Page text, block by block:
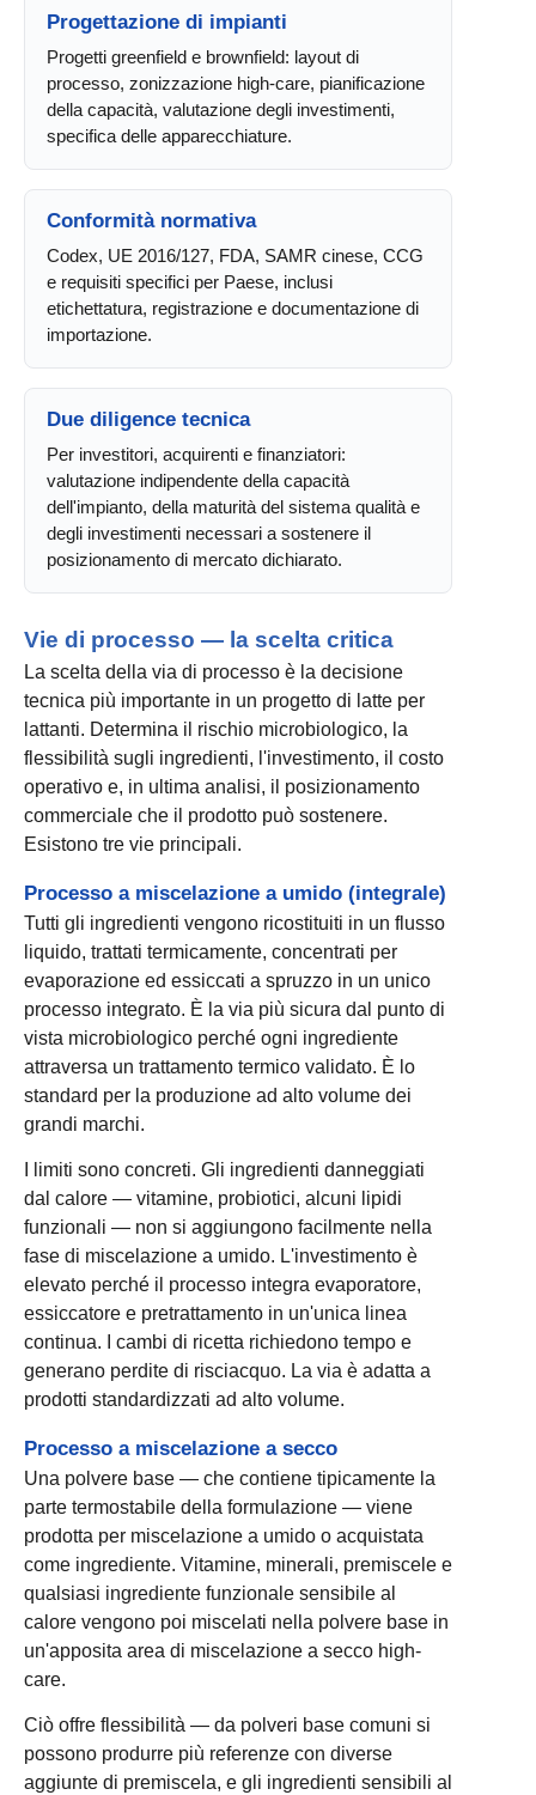
Progettazione di impianti
Progetti greenfield e brownfield: layout di
processo, zonizzazione high-care, pianificazione
della capacità, valutazione degli investimenti,
specifica delle apparecchiature.
Conformità normativa
Codex, UE 2016/127, FDA, SAMR cinese, CCG
e requisiti specifici per Paese, inclusi
etichettatura, registrazione e documentazione di
importazione.
Due diligence tecnica
Per investitori, acquirenti e finanziatori:
valutazione indipendente della capacità
dell'impianto, della maturità del sistema qualità e
degli investimenti necessari a sostenere il
posizionamento di mercato dichiarato.
Vie di processo — la scelta critica
La scelta della via di processo è la decisione
tecnica più importante in un progetto di latte per
lattanti. Determina il rischio microbiologico, la
flessibilità sugli ingredienti, l'investimento, il costo
operativo e, in ultima analisi, il posizionamento
commerciale che il prodotto può sostenere.
Esistono tre vie principali.
Processo a miscelazione a umido (integrale)
Tutti gli ingredienti vengono ricostituiti in un flusso
liquido, trattati termicamente, concentrati per
evaporazione ed essiccati a spruzzo in un unico
processo integrato. È la via più sicura dal punto di
vista microbiologico perché ogni ingrediente
attraversa un trattamento termico validato. È lo
standard per la produzione ad alto volume dei
grandi marchi.
I limiti sono concreti. Gli ingredienti danneggiati
dal calore — vitamine, probiotici, alcuni lipidi
funzionali — non si aggiungono facilmente nella
fase di miscelazione a umido. L'investimento è
elevato perché il processo integra evaporatore,
essiccatore e pretrattamento in un'unica linea
continua. I cambi di ricetta richiedono tempo e
generano perdite di risciacquo. La via è adatta a
prodotti standardizzati ad alto volume.
Processo a miscelazione a secco
Una polvere base — che contiene tipicamente la
parte termostabile della formulazione — viene
prodotta per miscelazione a umido o acquistata
come ingrediente. Vitamine, minerali, premiscele e
qualsiasi ingrediente funzionale sensibile al
calore vengono poi miscelati nella polvere base in
un'apposita area di miscelazione a secco high-
care.
Ciò offre flessibilità — da polveri base comuni si
possono produrre più referenze con diverse
aggiunte di premiscela, e gli ingredienti sensibili al